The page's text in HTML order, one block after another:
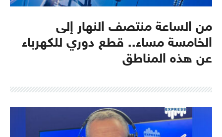
من الساعة منتصف النهار إلى
الخامسة مساء.. قطع دوري للكهرباء
عن هذه المناطق